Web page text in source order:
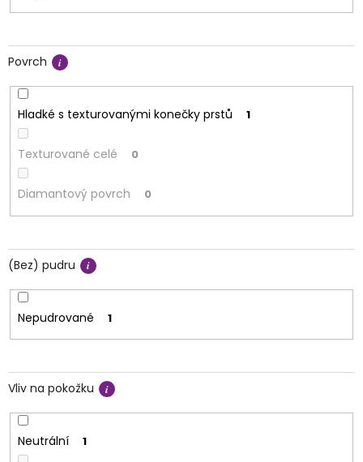
Povrch
Hladké s texturovanými konečky prstů 1
Texturované celé 0
Diamantový povrch 0
(Bez) pudru
Nepudrované 1
Vliv na pokožku
Neutrální 1